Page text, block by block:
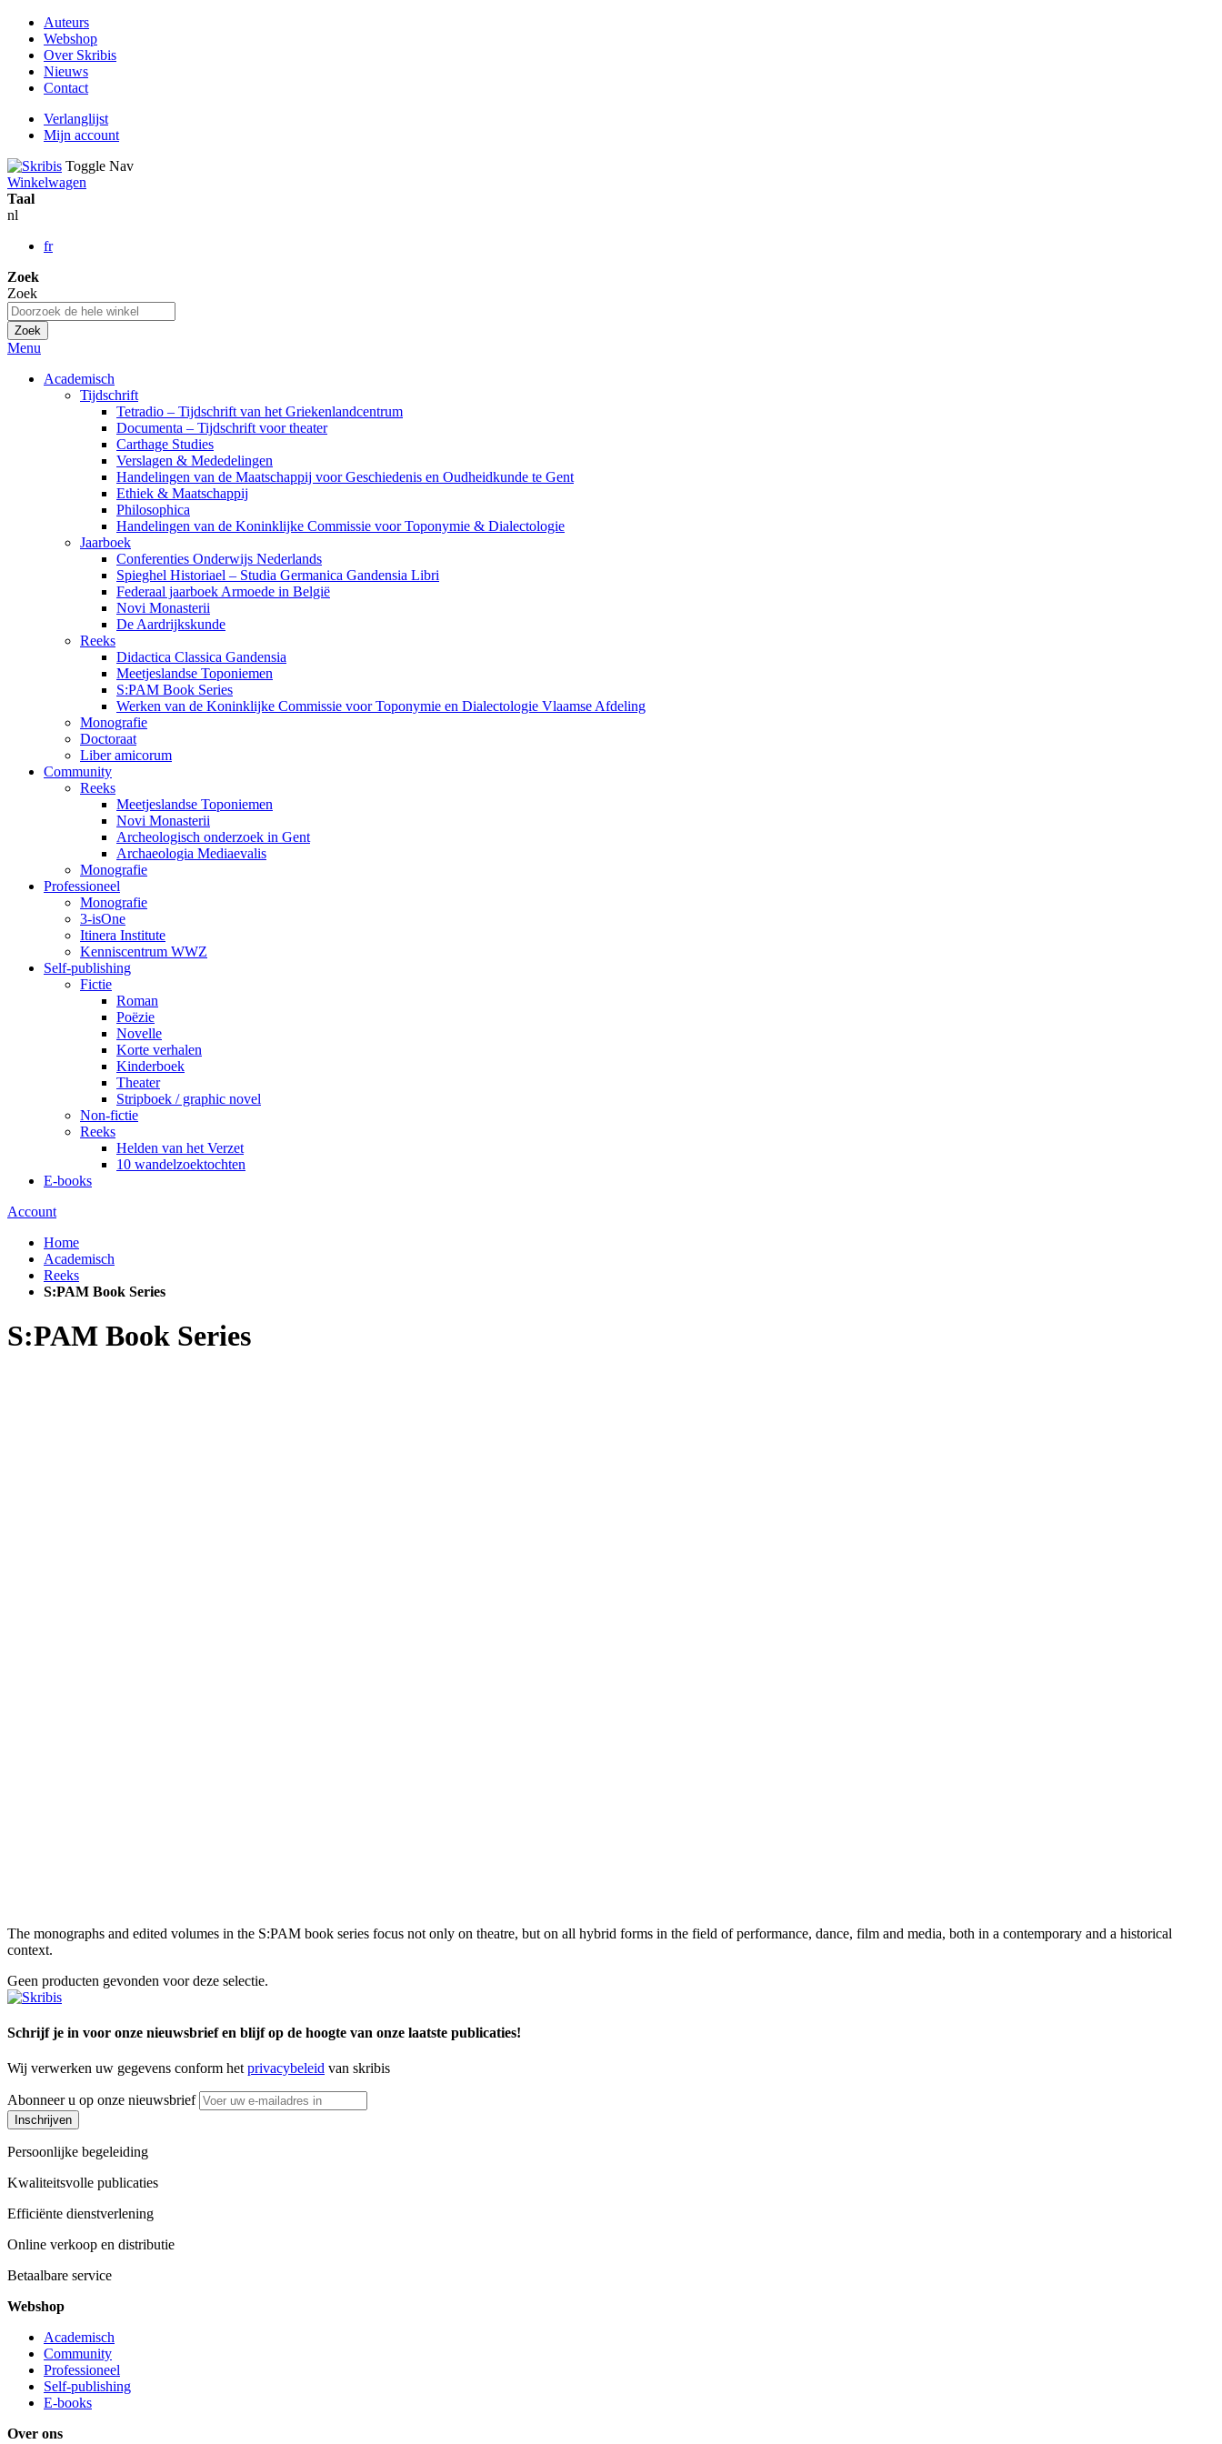
Auteurs
Webshop
Over Skribis
Nieuws
Contact
Verlanglijst
Mijn account
Toggle Nav
Winkelwagen
Taal
nl
fr
Zoek
Zoek
Zoek
Menu
Academisch
Tijdschrift
Tetradio – Tijdschrift van het Griekenlandcentrum
Documenta – Tijdschrift voor theater
Carthage Studies
Verslagen & Mededelingen
Handelingen van de Maatschappij voor Geschiedenis en Oudheidkunde te Gent
Ethiek & Maatschappij
Philosophica
Handelingen van de Koninklijke Commissie voor Toponymie & Dialectologie
Jaarboek
Conferenties Onderwijs Nederlands
Spieghel Historiael – Studia Germanica Gandensia Libri
Federaal jaarboek Armoede in België
Novi Monasterii
De Aardrijkskunde
Reeks
Didactica Classica Gandensia
Meetjeslandse Toponiemen
S:PAM Book Series
Werken van de Koninklijke Commissie voor Toponymie en Dialectologie Vlaamse Afdeling
Monografie
Doctoraat
Liber amicorum
Community
Reeks
Meetjeslandse Toponiemen
Novi Monasterii
Archeologisch onderzoek in Gent
Archaeologia Mediaevalis
Monografie
Professioneel
Monografie
3-isOne
Itinera Institute
Kenniscentrum WWZ
Self-publishing
Fictie
Roman
Poëzie
Novelle
Korte verhalen
Kinderboek
Theater
Stripboek / graphic novel
Non-fictie
Reeks
Helden van het Verzet
10 wandelzoektochten
E-books
Account
Home
Academisch
Reeks
S:PAM Book Series
S:PAM Book Series
The monographs and edited volumes in the S:PAM book series focus not only on theatre, but on all hybrid forms in the field of performance, dance, film and media, both in a contemporary and a historical
context.
Geen producten gevonden voor deze selectie.
Schrijf je in voor onze nieuwsbrief en blijf op de hoogte van onze laatste publicaties!
Wij verwerken uw gegevens conform het privacybeleid van skribis
Abonneer u op onze nieuwsbrief
Inschrijven
Persoonlijke begeleiding
Kwaliteitsvolle publicaties
Efficiënte dienstverlening
Online verkoop en distributie
Betaalbare service
Webshop
Academisch
Community
Professioneel
Self-publishing
E-books
Over ons